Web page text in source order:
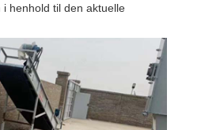
henhold til den aktuelle